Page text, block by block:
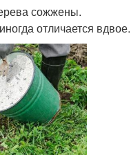
сожжены.
отличается вдвое.